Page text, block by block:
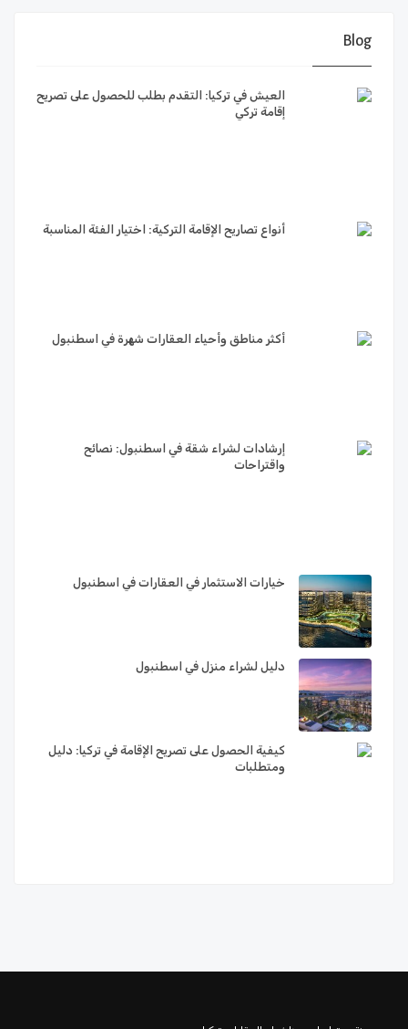
Blog
العيش في تركيا: التقدم بطلب للحصول على تصريح
إقامة تركي
أنواع تصاريح الإقامة التركية: اختيار الفئة المناسبة
أكثر مناطق وأحياء العقارات شهرة في اسطنبول
إرشادات لشراء شقة في اسطنبول: نصائح
واقتراحات
خيارات الاستثمار في العقارات في اسطنبول
دليل لشراء منزل في اسطنبول
كيفية الحصول على تصريح الإقامة في تركيا: دليل
ومتطلبات